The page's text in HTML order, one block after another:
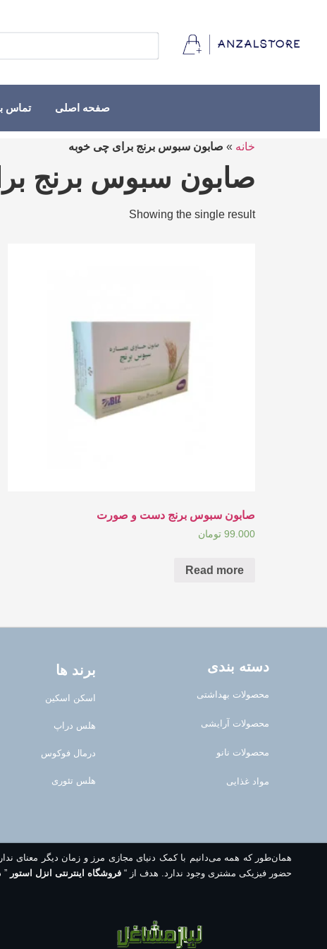
صفحه اصلی تماس
خانه » صابون سبوس برنج برای چی خوبه
صابون سبوس برنج
Showing the single result
صابون سبوس برنج دست و صورت
99.000 تومان
Read more
دسته بندی
محصولات بهداشتی
محصولات آرایشی
محصولات نانو
مواد غذایی
برند ها
اسکن اسکین
هلس دراپ
درمال فوکوس
هلس تئوری
همان‌طور که همه می‌دانیم با کمک دنیای مجازی مرز و زمان دیگر معنای
حضور فیزیکی مشتری وجود ندارد. هدف از “ فروشگاه اینترنتی انزل استور ”